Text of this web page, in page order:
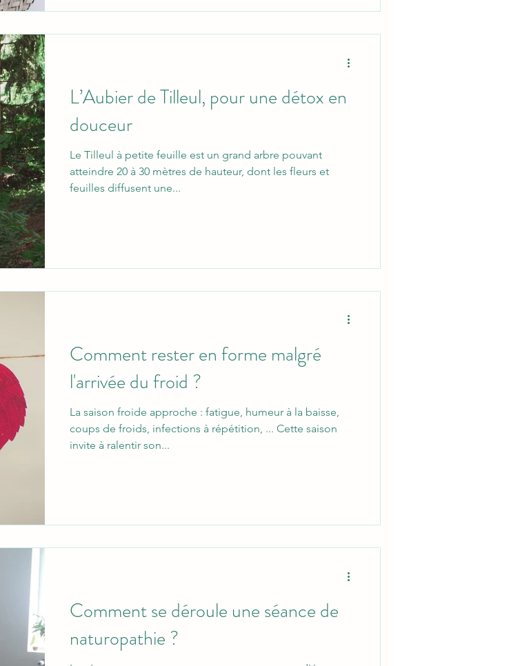
L’Aubier de Tilleul, pour une détox en
douceur
Le Tilleul à petite feuille est un grand arbre pouvant
atteindre 20 à 30 mètres de hauteur, dont les fleurs et
feuilles diffusent une...
Comment rester en forme malgré
l'arrivée du froid ?
La saison froide approche : fatigue, humeur à la baisse,
coups de froids, infections à répétition, ... Cette saison
invite à ralentir son...
Comment se déroule une séance de
naturopathie ?